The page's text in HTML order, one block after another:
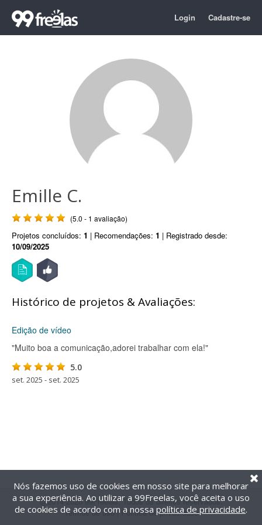
Login Cadastre-se
Emille C.
(5.0 - 1 avaliação)
Projetos concluídos: 1 | Recomendações: 1 | Registrado desde:
10/09/2025
Histórico de projetos & Avaliações:
Edição de vídeo
"Muito boa a comunicação,adorei trabalhar com ela!"
5.0
set. 2025 - set. 2025
@2014-2026 99Freelas. Todos os direitos reservados.
Termos de uso| Política de privacidade
Nós fazemos uso de cookies em nosso site para melhorar
a sua experiência. Ao utilizar a 99Freelas, você aceita o uso
de cookies de acordo com a nossa política de privacidade.